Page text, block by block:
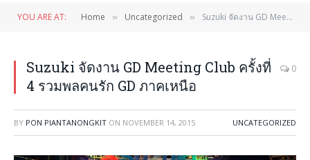
YOU ARE AT: Home » Uncategorized » Suzuki จัดงาน GD Meeting Club ครั้งที่ 4 รวมพลคนรัก GD ภาคเหนือ
Suzuki จัดงาน GD Meeting Club ครั้งที่
4 รวมพลคนรัก GD ภาคเหนือ
0
BY PON PIANTANONGKIT ON NOVEMBER 14, 2015 UNCATEGORIZED